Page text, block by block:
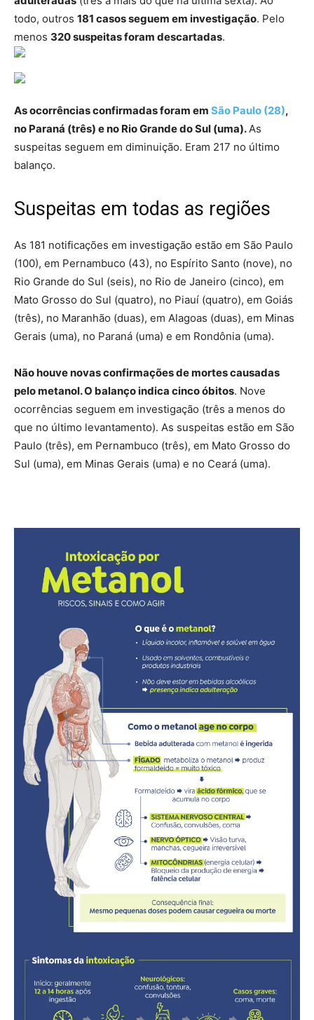
todo, outros 181 casos seguem em investigação. Pelo
menos 320 suspeitas foram descartadas.
As ocorrências confirmadas foram em São Paulo (28),
no Paraná (três) e no Rio Grande do Sul (uma).As
suspeitas seguem em diminuição. Eram 217 no último
balanço.
Suspeitas em todas as regiões
As 181 notificações em investigação estão em São Paulo
(100), em Pernambuco (43), no Espírito Santo (nove), no
Rio Grande do Sul (seis), no Rio de Janeiro (cinco), em
Mato Grosso do Sul (quatro), no Piauí (quatro), em Goiás
(três), no Maranhão (duas), em Alagoas (duas), em Minas
Gerais (uma), no Paraná (uma) e em Rondônia (uma).
Não houve novas confirmações de mortes causadas
pelo metanol. O balanço indica cinco óbitos. Nove
ocorrências seguem em investigação (três a menos do
que no último levantamento). As suspeitas estão em São
Paulo (três), em Pernambuco (três), em Mato Grosso do
Sul (uma), em Minas Gerais (uma) e no Ceará (uma).